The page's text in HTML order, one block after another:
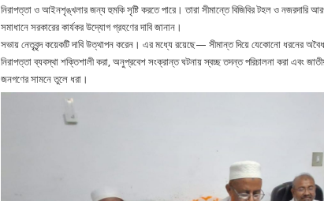
নিরাপত্তা ও আইনশৃঙ্খলার জন্য হুমকি সৃষ্টি করতে পারে। তারা সীমান্তে বিজিবির টহল ও নজরদারি
সমাধানে সরকারের কার্যকর উদ্যোগ গ্রহণের দাবি জানান।
সভায় নেতৃবৃন্দ কয়েকটি দাবি উত্থাপন করেন। এর মধ্যে রয়েছে— সীমান্ত দিয়ে যেকোনো ধরনের
নিরাপত্তা ব্যবস্থা শক্তিশালী করা, অনুপ্রবেশ সংক্রান্ত ঘটনায় স্বচ্ছ তদন্ত পরিচালনা করা এবং
জনগণের সামনে তুলে ধরা।